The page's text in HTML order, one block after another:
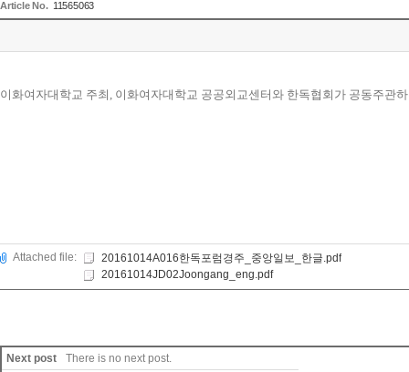
Article No. 11565063
이화여자대학교 주최 , 이화여자대학교 공공외교센터와 한독협회가 공동주관
Attached file:
20161014A016한독포럼경주_중앙일보_한글.pdf
20161014JD02Joongang_eng.pdf
Next post
There is no next post.